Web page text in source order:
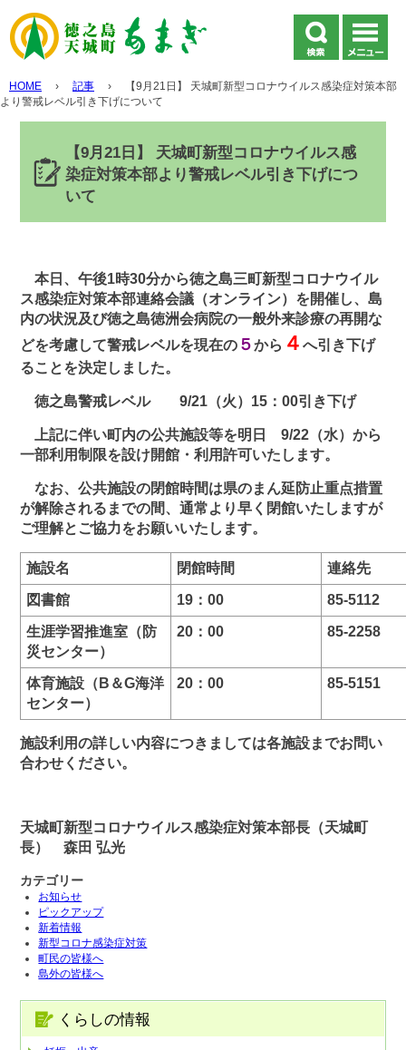
HOME › 記事 ›
【9月21日】 天城町新型コロナウイルス感染症対策本部
より警戒レベル引き下げについて
【9月21日】 天城町新型コロナウイルス感
染症対策本部より警戒レベル引き下げにつ
いて
本日、午後1時30分から徳之島三町新型コロナウイル
ス感染症対策本部連絡会議（オンライン）を開催し、島
内の状況及び徳之島徳洲会病院の一般外来診療の再開な
どを考慮して警戒レベルを現在の ５から ４へ引き下げ
ることを決定しました。
徳之島警戒レベル 9/21（火）15：00引き下げ
上記に伴い町内の公共施設等を明日 9/22（水）から
一部利用制限を設け開館・利用許可いたします。
なお、公共施設の閉館時間は県のまん延防止重点措置
が解除されるまでの間、通常より早く閉館いたしますが
ご理解とご協力をお願いいたします。
施設名 閉館時間 連絡先
図書館 19：00 85-5112
生涯学習推進室（防
災センター）
20：00 85-2258
体育施設（B＆G海洋
センター）
20：00 85-5151
施設利用の詳しい内容につきましては各施設までお問い
合わせください。
天城町新型コロナウイルス感染症対策本部長（天城町
長） 森田 弘光
カテゴリー
お知らせ
ピックアップ
新着情報
新型コロナ感染症対策
町民の皆様へ
島外の皆様へ
くらしの情報